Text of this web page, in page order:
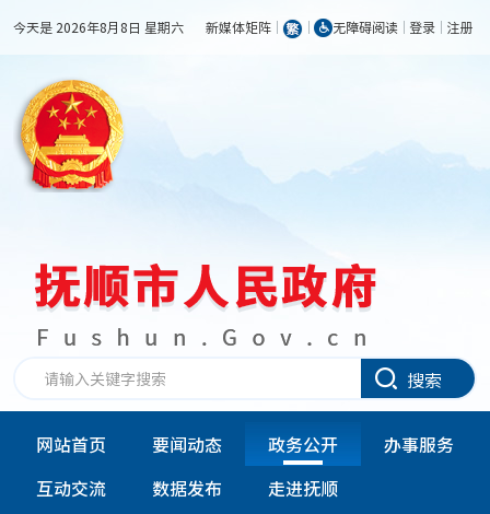
今天是 2026年8月8日 星期六 新媒体矩阵 无障碍阅读 登录 注册
搜索
网站首页 要闻动态 政务公开
办事服务
互动交流
数据发布 走进抚顺